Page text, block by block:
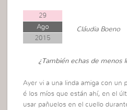
29
Ago
2015
Cláudia Boeno
¿También echas de menos
Ayer vi a una linda amiga con un
é los míos que están ahí, en el
usar pañuelos en el cuello